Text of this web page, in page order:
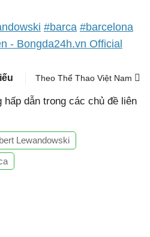
#barca #barcelona
- Bongda24h.vn Official
Theo Thể Thao Việt Nam
hấp dẫn trong các chủ đề liên
Lewandowski